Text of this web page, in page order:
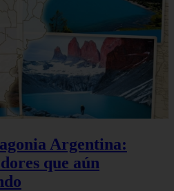
Argentina:
que aún